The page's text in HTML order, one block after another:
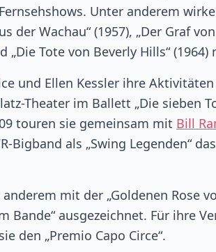
Unter anderem
der Wachau“ (1957), „Der Graf
„Die Tote von Beverly Hills“ (1964)
und Ellen Kessler ihre
Theater im Ballett „Die sieben
touren sie gemeinsam mit Bill
Bigband als „Swing Legenden“
mit der „Goldenen Rose
Bande“ ausgezeichnet. Für ihre
den „Premio Capo Circe“.